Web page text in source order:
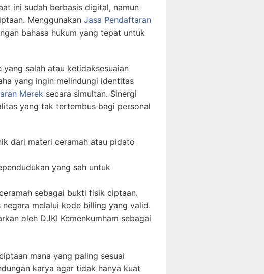
ini sudah berbasis digital, namun
Menggunakan Jasa Pendaftaran
bahasa hukum yang tepat untuk
salah atau ketidaksesuaian
yang ingin melindungi identitas
Merek secara simultan. Sinergi
yang tak tertembus bagi personal
dari materi ceramah atau pidato
yang sah untuk
sebagai bukti fisik ciptaan.
melalui kode billing yang valid.
oleh DJKI Kemenkumham sebagai
mana yang paling sesuai
karya agar tidak hanya kuat